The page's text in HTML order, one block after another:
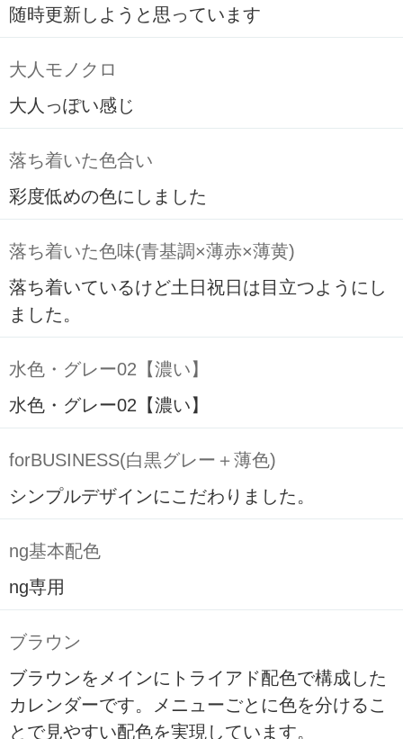
随時更新しようと思っています
大人モノクロ
大人っぽい感じ
落ち着いた色合い
彩度低めの色にしました
落ち着いた色味(青基調×薄赤×薄黄)
落ち着いているけど土日祝日は目立つようにし
ました。
水色・グレー02【濃い】
水色・グレー02【濃い】
forBUSINESS(白黒グレー＋薄色)
シンプルデザインにこだわりました。
ng基本配色
ng専用
ブラウン
ブラウンをメインにトライアド配色で構成した
カレンダーです。メニューごとに色を分けるこ
とで見やすい配色を実現しています。